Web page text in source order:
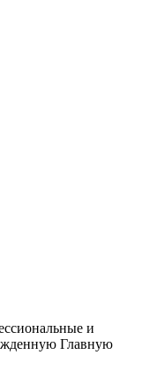
и
Главную